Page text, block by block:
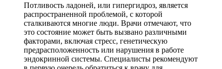
Потливость ладоней, или гипергидроз, является
распространенной проблемой, с которой
сталкиваются многие люди. Врачи отмечают, что
это состояние может быть вызвано различными
факторами, включая стресс, генетическую
предрасположенность или нарушения в работе
эндокринной системы. Специалисты рекомендуют